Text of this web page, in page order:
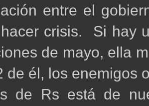
entre el
crisis. Si hay
de mayo, ella
de él, los enemigos
de Rs está de